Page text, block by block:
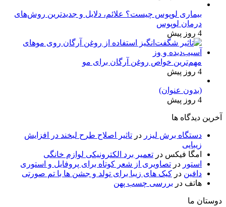
بیماری لوپوس چیست؟ علائم، دلایل و جدیدترین روش‌های
درمان لوپوس
4 روز پیش
مهم‌ترین خواص روغن آرگان برای مو
4 روز پیش
(بدون عنوان)
4 روز پیش
آخرین دیدگاه ها
دستگاه برش لیزر در تاثیر اصلاح طرح لبخند در افزایش
زیبایی
امگا فیکس در تعمیر برد الکترونیکی لوازم خانگی
استور در تصاویری از شعر کوتاه برای پروفایل و استوری
دافین در کیک های زیبا برای تولد و جشن ها با تم صورتی
هاتف در بررسی چسب پهن
دوستان ما